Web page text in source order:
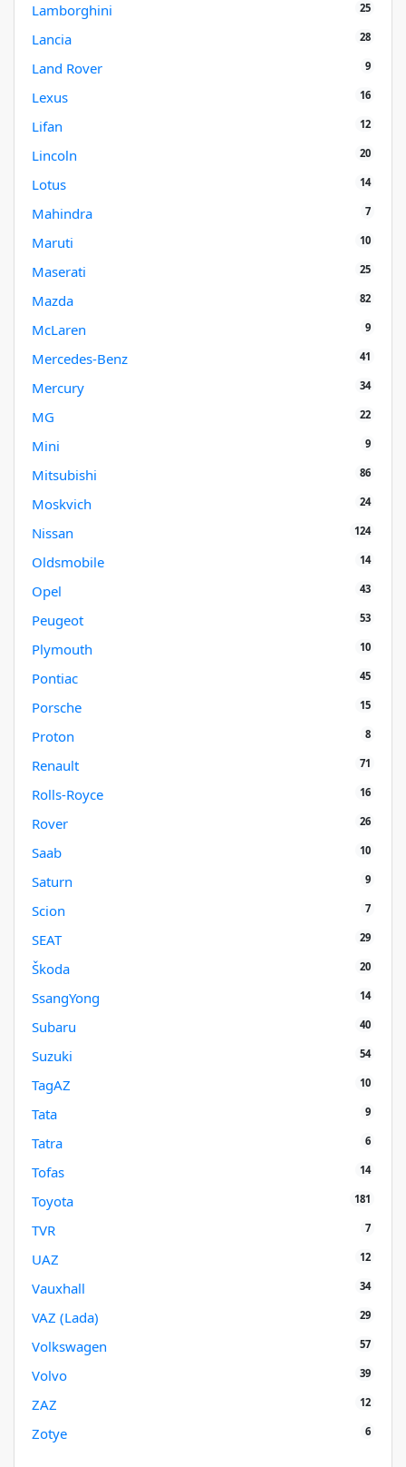
Lamborghini 25
Lancia 28
Land Rover 9
Lexus 16
Lifan 12
Lincoln 20
Lotus 14
Mahindra 7
Maruti 10
Maserati 25
Mazda 82
McLaren 9
Mercedes-Benz 41
Mercury 34
MG 22
Mini 9
Mitsubishi 86
Moskvich 24
Nissan 124
Oldsmobile 14
Opel 43
Peugeot 53
Plymouth 10
Pontiac 45
Porsche 15
Proton 8
Renault 71
Rolls-Royce 16
Rover 26
Saab 10
Saturn 9
Scion 7
SEAT 29
Škoda 20
SsangYong 14
Subaru 40
Suzuki 54
TagAZ 10
Tata 9
Tatra 6
Tofas 14
Toyota 181
TVR 7
UAZ 12
Vauxhall 34
VAZ (Lada) 29
Volkswagen 57
Volvo 39
ZAZ 12
Zotye 6